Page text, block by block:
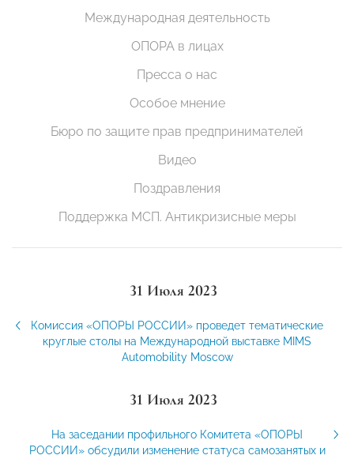
Международная деятельность
ОПОРА в лицах
Пресса о нас
Особое мнение
Бюро по защите прав предпринимателей
Видео
Поздравления
Поддержка МСП. Антикризисные меры
31 Июля 2023
Комиссия «ОПОРЫ РОССИИ» проведет тематические
круглые столы на Международной выставке MIMS
Automobility Moscow
31 Июля 2023
На заседании профильного Комитета «ОПОРЫ
РОССИИ» обсудили изменение статуса самозанятых и